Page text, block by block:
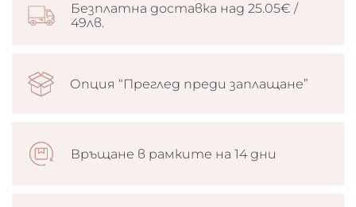
Безплатна доставка над 25.05€ /
49лв.
Опция “Преглед преди заплащане”
Връщане в рамките на 14 дни